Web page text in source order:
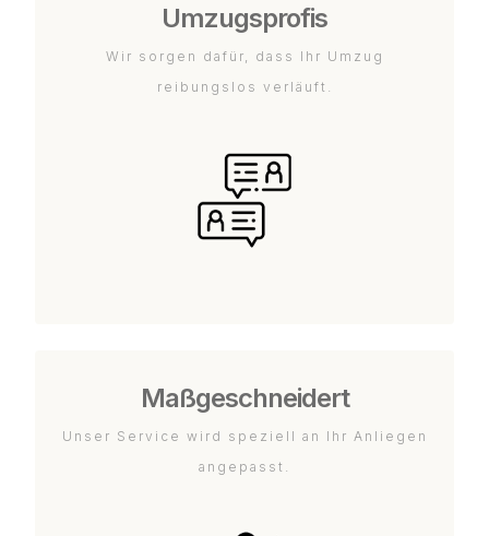
Umzugsprofis
Wir sorgen dafür, dass Ihr Umzug
reibungslos verläuft.
Maßgeschneidert
Unser Service wird speziell an Ihr Anliegen
angepasst.